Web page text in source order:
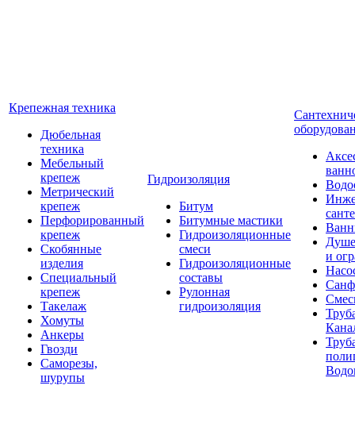
Крепежная техника
Дюбельная
техника
Мебельный
крепеж
Метрический
крепеж
Перфорированный
крепеж
Скобянные
изделия
Специальный
крепеж
Такелаж
Хомуты
Анкеры
Гвозди
Саморезы,
шурупы
Гидроизоляция
Битум
Битумные мастики
Гидроизоляционные
смеси
Гидроизоляционные
составы
Рулонная
гидроизоляция
и